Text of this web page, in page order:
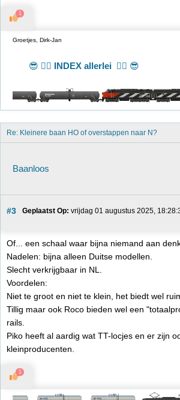
1
Groetjes, Dirk-Jan
😎 👉🏻 INDEX allerlei 👈🏻 😎
Re: Kleinere baan HO of overstappen naar N?
Baanloos
#3 Geplaatst Op: vrijdag 01 augustus 2025,
Of... een schaal waar bijna niemand aan
Nadelen: bijna alleen Duitse modellen.
Slecht verkrijgbaar in NL.
Voordelen:
Niet te groot en niet te klein, het biedt wel
Tillig maar ook Roco bieden wel een
rails.
Piko heeft al aardig wat TT-locjes en er zijn
kleinproducenten.
1